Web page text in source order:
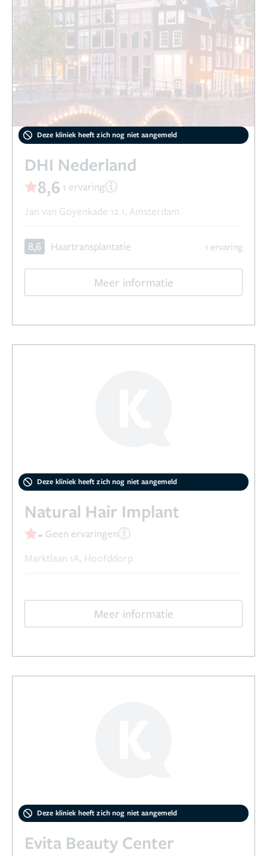
Deze kliniek heeft zich nog niet aangemeld
DHI Nederland
8,6 1 ervaring
Jan van Goyenkade 12 1, Amsterdam
8,6 Haartransplantatie 1 ervaring
Meer informatie
Deze kliniek heeft zich nog niet aangemeld
Natural Hair Implant
- Geen ervaringen
Marktlaan 1A, Hoofddorp
Meer informatie
Deze kliniek heeft zich nog niet aangemeld
Evita Beauty Center